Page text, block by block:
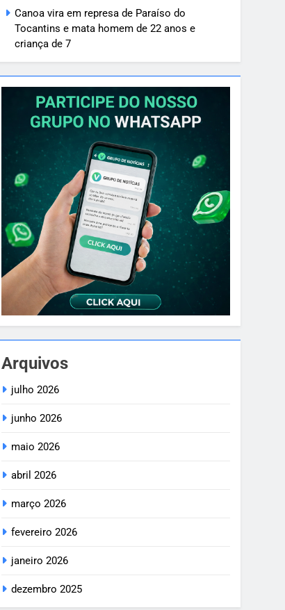
Canoa vira em represa de Paraíso do
Tocantins e mata homem de 22 anos e
criança de 7
Arquivos
julho 2026
junho 2026
maio 2026
abril 2026
março 2026
fevereiro 2026
janeiro 2026
dezembro 2025